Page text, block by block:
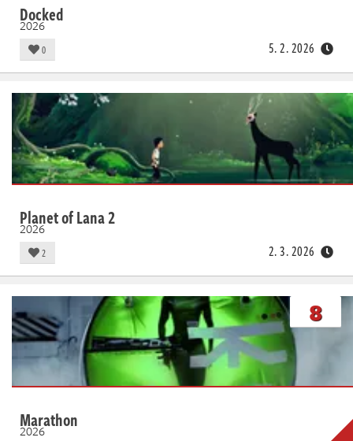
Docked
2026
0 5. 2. 2026
Planet of Lana 2
2026
2 2. 3. 2026
8
Marathon
2026